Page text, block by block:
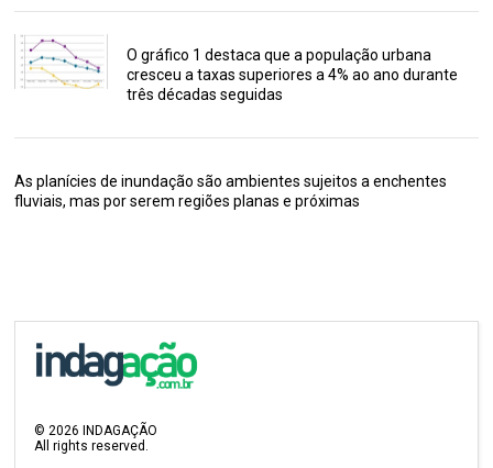
O gráfico 1 destaca que a população urbana
cresceu a taxas superiores a 4% ao ano durante
três décadas seguidas
As planícies de inundação são ambientes sujeitos a enchentes
fluviais, mas por serem regiões planas e próximas
©2026 INDAGAÇÃO
All rights reserved.